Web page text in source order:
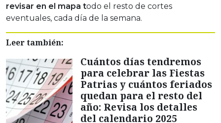
revisar en el mapa todo el resto de cortes
eventuales, cada día de la semana.
Leer también:
Cuántos días tendremos
para celebrar las Fiestas
Patrias y cuántos feriados
quedan para el resto del
año: Revisa los detalles
del calendario 2025